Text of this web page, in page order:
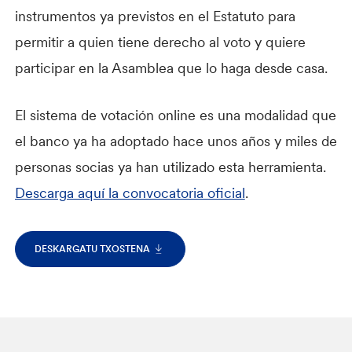
instrumentos ya previstos en el Estatuto para
permitir a quien tiene derecho al voto y quiere
participar en la Asamblea que lo haga desde casa.
El sistema de votación online es una modalidad que
el banco ya ha adoptado hace unos años y miles de
personas socias ya han utilizado esta herramienta.
Descarga aquí la convocatoria oficial.
DESKARGATU TXOSTENA